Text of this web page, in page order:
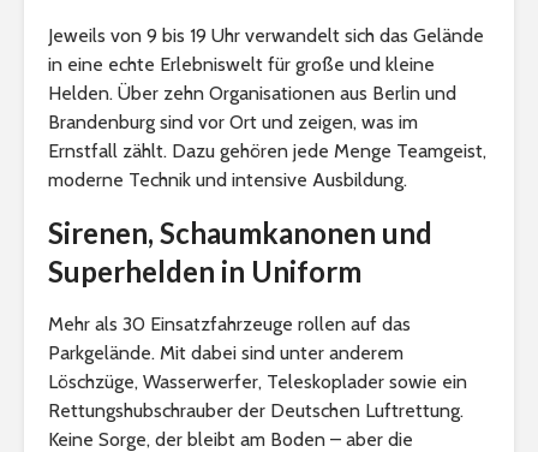
Jeweils von 9 bis 19 Uhr verwandelt sich das Gelände
in eine echte Erlebniswelt für große und kleine
Helden. Über zehn Organisationen aus Berlin und
Brandenburg sind vor Ort und zeigen, was im
Ernstfall zählt. Dazu gehören jede Menge Teamgeist,
moderne Technik und intensive Ausbildung.
Sirenen, Schaumkanonen und
Superhelden in Uniform
Mehr als 30 Einsatzfahrzeuge rollen auf das
Parkgelände. Mit dabei sind unter anderem
Löschzüge, Wasserwerfer, Teleskoplader sowie ein
Rettungshubschrauber der Deutschen Luftrettung.
Keine Sorge, der bleibt am Boden – aber die